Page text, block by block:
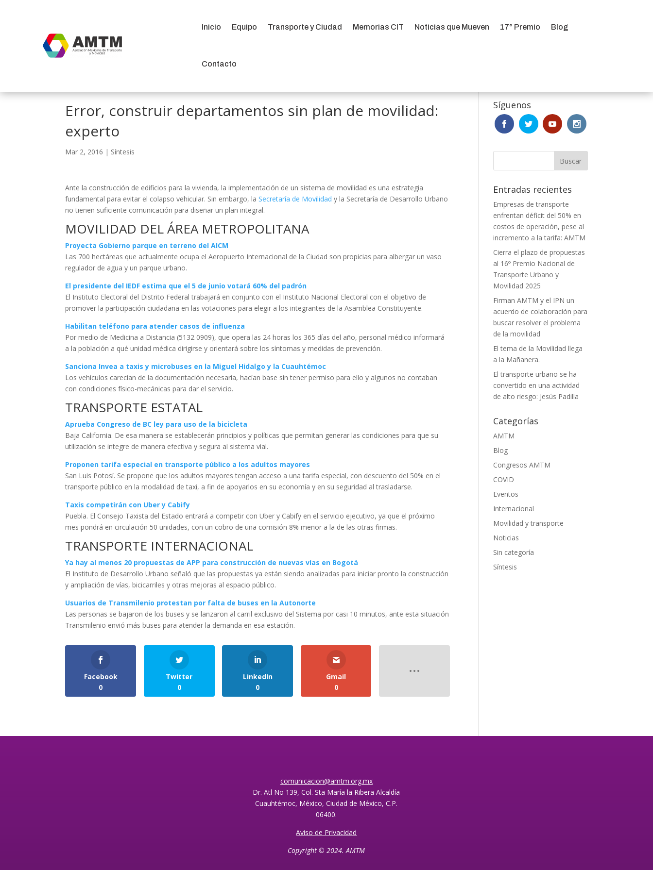
Inicio Equipo Transporte y Ciudad Memorias CIT Noticias que Mueven 17° Premio Blog
Contacto
Error, construir departamentos sin plan de movilidad:
experto
Mar 2, 2016 | Síntesis
Ante la construcción de edificios para la vivienda, la implementación de un sistema de movilidad es una estrategia
fundamental para evitar el colapso vehicular. Sin embargo, laSecretaría de Movilidad y la Secretaría de Desarrollo Urbano
no tienen suficiente comunicación para diseñar un plan integral.
MOVILIDAD DEL ÁREA METROPOLITANA
Proyecta Gobierno parque en terreno del AICM
Las 700 hectáreas que actualmente ocupa el Aeropuerto Internacional de la Ciudad son propicias para albergar un vaso
regulador de agua y un parque urbano.
El presidente del IEDF estima que el 5 de junio votará 60% del padrón
El Instituto Electoral del Distrito Federal trabajará en conjunto con el Instituto Nacional Electoral con el objetivo de
promover la participación ciudadana en las votaciones para elegir a los integrantes de la Asamblea Constituyente.
Habilitan teléfono para atender casos de influenza
Por medio de Medicina a Distancia (5132 0909), que opera las 24 horas los 365 días del año, personal médico informará
a la población a qué unidad médica dirigirse y orientará sobre los síntomas y medidas de prevención.
Sanciona Invea a taxis y microbuses en la Miguel Hidalgo y la Cuauhtémoc
Los vehículos carecían de la documentación necesaria, hacían base sin tener permiso para ello y algunos no contaban
con condiciones físico-mecánicas para dar el servicio.
TRANSPORTE ESTATAL
Aprueba Congreso de BC ley para uso de la bicicleta
Baja California. De esa manera se establecerán principios y políticas que permitan generar las condiciones para que su
utilización se integre de manera efectiva y segura al sistema vial.
Proponen tarifa especial en transporte público a los adultos mayores
San Luis Potosí. Se propone que los adultos mayores tengan acceso a una tarifa especial, con descuento del 50% en el
transporte público en la modalidad de taxi, a fin de apoyarlos en su economía y en su seguridad al trasladarse.
Taxis competirán con Uber y Cabify
Puebla. El Consejo Taxista del Estado entrará a competir con Uber y Cabify en el servicio ejecutivo, ya que el próximo
mes pondrá en circulación 50 unidades, con un cobro de una comisión 8% menor a la de las otras firmas.
TRANSPORTE INTERNACIONAL
Ya hay al menos 20 propuestas de APP para construcción de nuevas vías en Bogotá
El Instituto de Desarrollo Urbano señaló que las propuestas ya están siendo analizadas para iniciar pronto la construcción
y ampliación de vías, bicicarriles y otras mejoras al espacio público.
Usuarios de Transmilenio protestan por falta de buses en la Autonorte
Las personas se bajaron de los buses y se lanzaron al carril exclusivo del Sistema por casi 10 minutos, ante esta situación
Transmilenio envió más buses para atender la demanda en esa estación.
Facebook
0
Twitter
0
LinkedIn
0
Gmail
0
Síguenos
Entradas recientes
Empresas de transporte
enfrentan déficit del 50% en
costos de operación, pese al
incremento a la tarifa: AMTM
Cierra el plazo de propuestas
al 16º Premio Nacional de
Transporte Urbano y
Movilidad 2025
Firman AMTM y el IPN un
acuerdo de colaboración para
buscar resolver el problema
de la movilidad
El tema de la Movilidad llega
a la Mañanera.
El transporte urbano se ha
convertido en una actividad
de alto riesgo: Jesús Padilla
Categorías
AMTM
Blog
Congresos AMTM
COVID
Eventos
Internacional
Movilidad y transporte
Noticias
Sin categoría
Síntesis
comunicacion@amtm.org.mx
Dr. Atl No 139, Col. Sta María la Ribera Alcaldía
Cuauhtémoc, México, Ciudad de México, C.P.
06400.
Aviso de Privacidad
Copyright © 2024. AMTM